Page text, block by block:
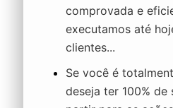
comprovada e
executamos até
clientes...
Se você é
deseja ter 100% de